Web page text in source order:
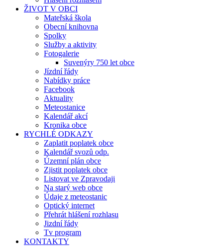
ŽIVOT V OBCI
Mateřská škola
Obecní knihovna
Spolky
Služby a aktivity
Fotogalerie
Suvenýry 750 let obce
Jízdní řády
Nabídky práce
Facebook
Aktuality
Meteostanice
Kalendář akcí
Kronika obce
RYCHLÉ ODKAZY
Zaplatit poplatek obce
Kalendář svozů odp.
Územní plán obce
Zjistit poplatek obce
Listovat ve Zpravodaji
Na starý web obce
Údaje z meteostanic
Optický internet
Přehrát hlášení rozhlasu
Jizdní řády
Tv program
KONTAKTY